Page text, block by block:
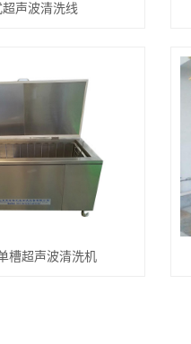
声波清洗线
槽超声波清洗机